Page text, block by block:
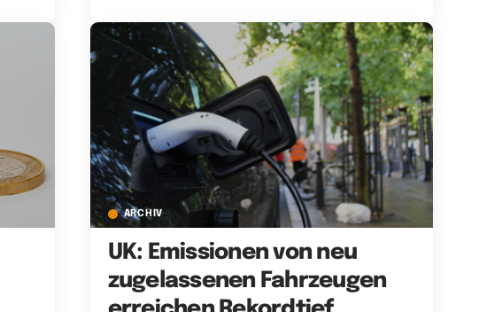
ARCHIV
UK: Emissionen von neu
zugelassenen Fahrzeugen